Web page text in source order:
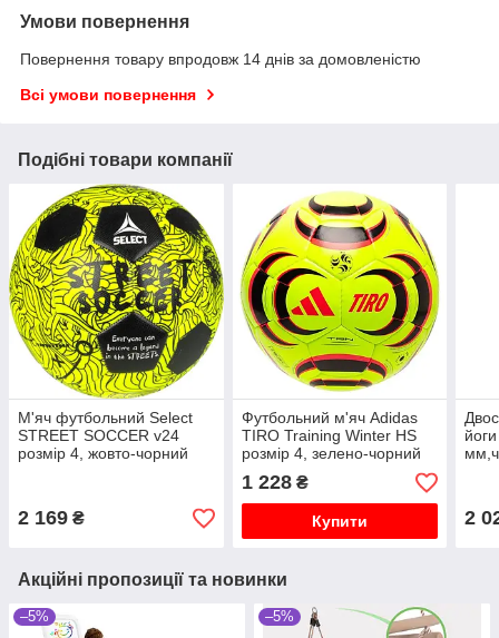
Умови повернення
Повернення товару впродовж 14 днів за домовленістю
Всі умови повернення
Подібні товари компанії
М'яч футбольний Select
STREET SOCCER v24
розмір 4, жовто-чорний
2 169 ₴
Футбольний м'яч Adidas
TIRO Training Winter HS
розмір 4, зелено-чорний
1 228₴
Купити 2
Акційні пропозиції та новинки
–5% –5%